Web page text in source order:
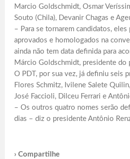
Marcio Goldschmidt, Osmar
Souto (Chila), Devanir Chagas e
– Para se tornarem candidatos, eles
aprovados e homologados na
ainda não tem data definida para
Márcio Goldschmidt, presidente do
O PDT, por sua vez, já definiu seis
Flores Schmitz, Ivilene Salete
José Faccioli, Dilceu Ferrari e
– Os outros quatro nomes serão
dias – diz o presidente Antônio
› Compartilhe